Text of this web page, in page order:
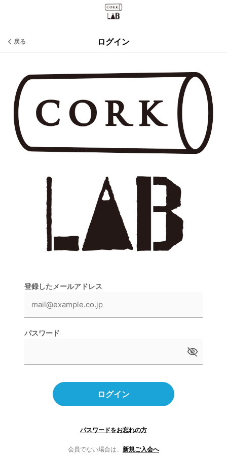
戻る ログイン
登録したメールアドレス
パスワード
ログイン
パスワードをお忘れの方
会員でない場合は、 新規ご入会へ